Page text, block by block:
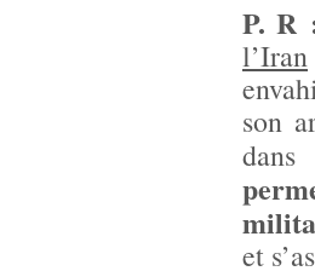
P. R
l’Iran
son
et